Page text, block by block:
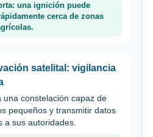
una ignición puede
cerca de zonas
satelital: vigilancia
una constelación capaz de
pequeños y transmitir datos
a sus autoridades.